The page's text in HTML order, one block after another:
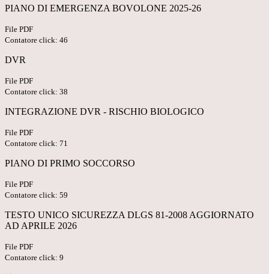
PIANO DI EMERGENZA BOVOLONE 2025-26
File PDF
Contatore click: 46
DVR
File PDF
Contatore click: 38
INTEGRAZIONE DVR - RISCHIO BIOLOGICO
File PDF
Contatore click: 71
PIANO DI PRIMO SOCCORSO
File PDF
Contatore click: 59
TESTO UNICO SICUREZZA DLGS 81-2008 AGGIORNATO
AD APRILE 2026
File PDF
Contatore click: 9